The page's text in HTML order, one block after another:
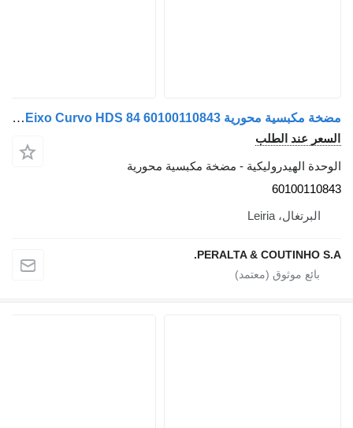
مضخة مكبسية محورية OMFB FH12 / SR1700 Bomba de Pistão de Eixo Curvo HDS 84 60100110843 لـ الشاحنات Volvo FH12
السعر عند الطلب
الوحدة الهيدروليكية - مضخة مكبسية محورية
60100110843
البرتغال، Leiria
PERALTA & COUTINHO S.A.